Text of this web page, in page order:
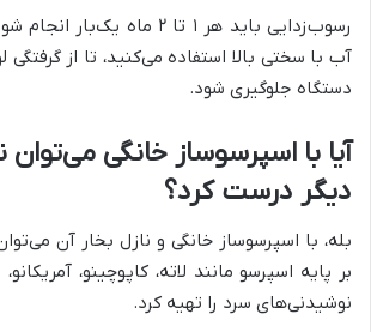
رسوب‌زدایی باید هر ۱ تا ۲ ماه
آب با سختی بالا استفاده می‌کنید، تا از گرفتگی
دستگاه جلوگیری شود.
آیا با اسپرسوساز خانگی
دیگر درست کرد؟
بله، با اسپرسوساز خانگی و نازل بخار آن
بر پایه اسپرسو مانند لاته، کاپوچینو،
نوشیدنی‌های سرد را تهیه کرد.